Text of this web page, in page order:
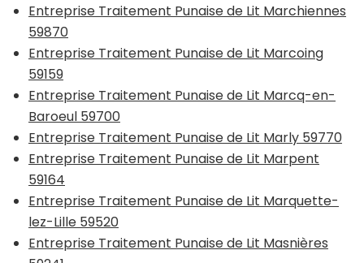
Entreprise Traitement Punaise de Lit Marchiennes
59870
Entreprise Traitement Punaise de Lit Marcoing
59159
Entreprise Traitement Punaise de Lit Marcq-en-
Baroeul 59700
Entreprise Traitement Punaise de Lit Marly 59770
Entreprise Traitement Punaise de Lit Marpent
59164
Entreprise Traitement Punaise de Lit Marquette-
lez-Lille 59520
Entreprise Traitement Punaise de Lit Masnières